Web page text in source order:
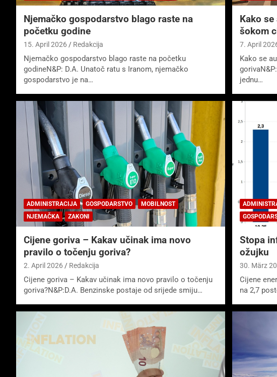
Njemačko gospodarstvo blago raste na
početku godine
15. April 2026 Redakcija
Njemačko gospodarstvo blago raste na početku
godineN&P: D.A. Unatoč ratu s Iranom, njemačko
gospodarstvo je na…
Kako
šokom
7. April
Kako se
jednu…
ADMINISTRACIJA GOSPODARSTVO
MOBILNOST
NJEMAČKA
ZAKONI
Cijene goriva – Kakav učinak ima novo
pravilo o točenju goriva?
2. April 2026 Redakcija
Cijene goriva – Kakav učinak ima novo pravilo o točenju
goriva?N&P:D.A. Benzinske postaje od srijede smiju…
Stopa
ožujku
30. März
Cijene
na 2,7